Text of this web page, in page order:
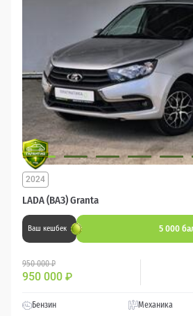
LADA (ВАЗ) Granta
2024
Ваш кешбек 5 000
950 000 ₽
950 000 ₽
Бензин Механика